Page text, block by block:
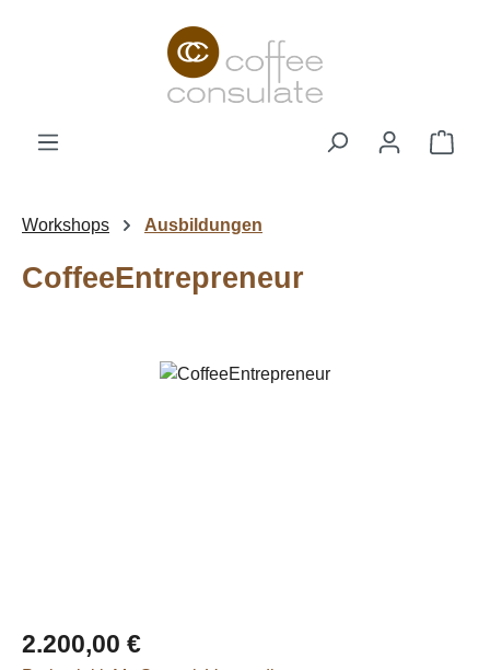
Zum Hauptinhalt springen
Workshops Ausbildungen
CoffeeEntrepreneur
Bildergalerie überspringen
Regulärer Preis:
2.200,00 €